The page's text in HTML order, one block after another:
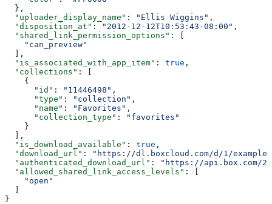
  },
  "uploader_display_name"
: "Ellis Wiggins" ,
  "disposition_at"
: "2012-12-12T10:53:43-08:00" ,
  "shared_link_permission_options"
: [
    "can_preview"
  ],
  "is_associated_with_app_item"
: true ,
  "collections"
: [
    {
      "id"
: "11446498" ,
      "type"
: "collection" ,
      "name"
: "Favorites" ,
      "collection_type"
:
"favorites"
    }
  ],
  "is_download_available"
: true ,
  "download_url"
:
"https://dl.boxcloud.com/d/1/
  "authenticated_download_url"
:
"https://api.box.com/
  "allowed_shared_link_access_levels"
: [
    "open"
  ]
}